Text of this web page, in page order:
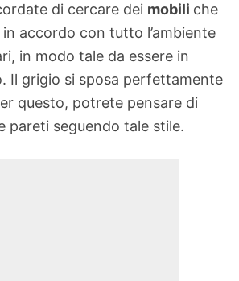
di cercare dei mobili che
accordo con tutto l’ambiente
in modo tale da essere in
Il grigio si sposa perfettamente
questo, potrete pensare di
pareti seguendo tale stile.